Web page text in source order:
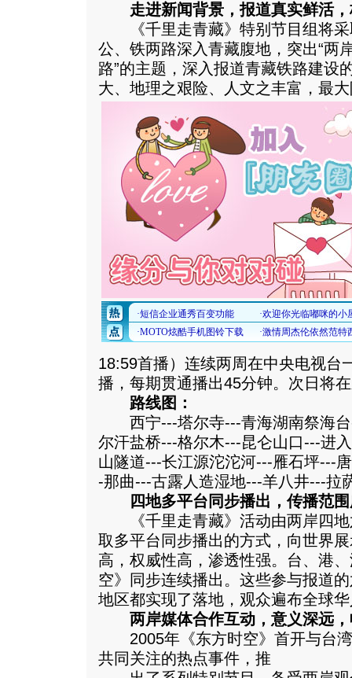
走进新闻背景，报道真实鲜活
《千里走青藏》特别节目组将采
公、铁两路深入青藏腹地，突出“两
路”的主题，深入报道青藏铁路建设
大、地理之艰险、人文之丰富，最
18:59首播）连续两周在中央电视台
播，每期贯通播出45分钟。次日将
路线图：
西宁---塔尔寺---青海湖南祭海台
尔汗盐桥---格尔木---昆仑山口---进
山隧道---长江源沱沱河---雁石坪---
-那曲---古露人造湿地---羊八井---拉
四地多平台同步播出，传播范
《千里走青藏》活动由两岸四地
取多平台同步播出的方式，向世界
高，权威性高，渗透性强。台、港
空》同步连续播出。这些参与报道
地区都实现了落地，观众遍布全球
两岸媒体合作互动，意义深远
2005年《东方时空》首开与台湾
共同关注的热点事件，推